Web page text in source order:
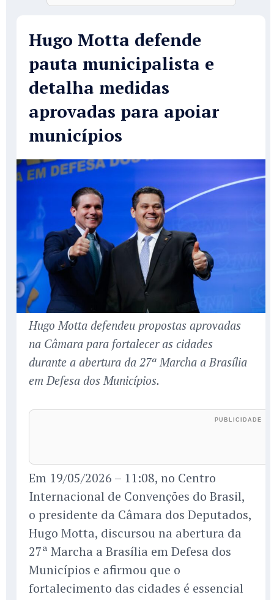
Hugo Motta defende
pauta municipalista e
detalha medidas
aprovadas para apoiar
municípios
Hugo Motta defendeu propostas aprovadas
na Câmara para fortalecer as cidades
durante a abertura da 27ª Marcha a Brasília
em Defesa dos Municípios.
Em 19/05/2026 – 11:08, no Centro
Internacional de Convenções do Brasil,
o presidente da Câmara dos Deputados,
Hugo Motta, discursou na abertura da
27ª Marcha a Brasília em Defesa dos
Municípios e afirmou que o
fortalecimento das cidades é essencial